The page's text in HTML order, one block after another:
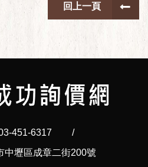
回上一頁
451-6317
/
中壢區成章二街200號